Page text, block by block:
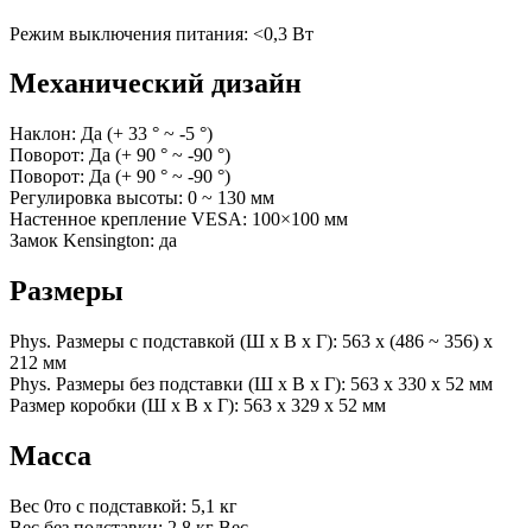
Режим выключения питания: <0,3 Вт
Механический дизайн
Наклон: Да (+ 33 ° ~ -5 °)
Поворот: Да (+ 90 ° ~ -90 °)
Поворот: Да (+ 90 ° ~ -90 °)
Регулировка высоты: 0 ~ 130 мм
Настенное крепление VESA: 100×100 мм
Замок Kensington: да
Размеры
Phys. Размеры с подставкой (Ш x В x Г): 563 x (486 ~ 356) x
212 мм
Phys. Размеры без подставки (Ш x В x Г): 563 x 330 x 52 мм
Размер коробки (Ш x В x Г): 563 x 329 x 52 мм
Масса
Вес 0то с подставкой: 5,1 кг